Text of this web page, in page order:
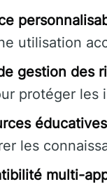
utilisation
gestion des
protéger les
les
multi-